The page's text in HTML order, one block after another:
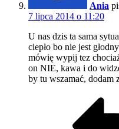
Ania
7 lipca 2014 o 11:20
U nas dzis ta sama
ciepło bo nie jest
mówię wypij tez
on NIE, kawa i do
by tu wszamać, dodam